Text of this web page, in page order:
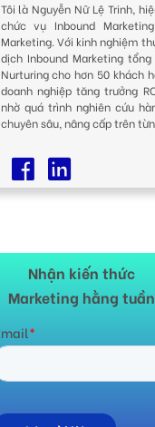
Tôi là Nguyễn Nữ Lệ Trinh,
chức vụ Inbound
Marketing. Với kinh nghiệm
dịch Inbound Marketing
Nurturing cho hơn 50 khách
doanh nghiệp tăng trưởng
nhờ quá trình nghiên cứu
chuyên sâu, nâng cấp trên
Nhận kiến thức
Marketing hằng tuần